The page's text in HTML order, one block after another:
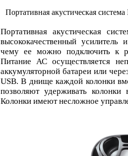
Портативная акустическая
Портативная акустическая
высококачественный усилитель
чему ее можно подключить к
Питание АС осуществляется
аккумуляторной батареи или
USB. В днище каждой колонки
позволяют удерживать колонки
Колонки имеют несложное